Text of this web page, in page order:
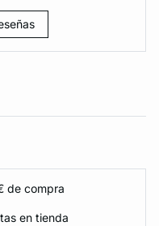
de compra
en tienda